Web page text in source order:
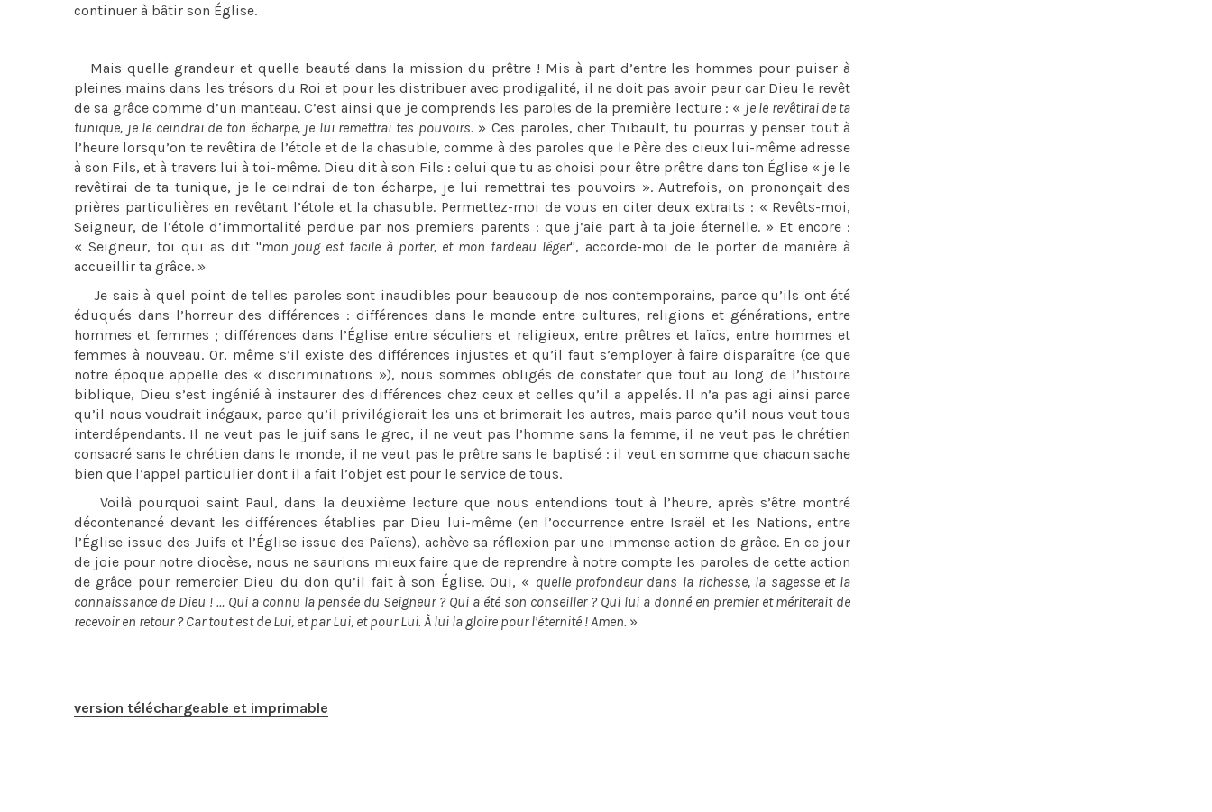
continuer à bâtir son Église.
Mais quelle grandeur et quelle beauté dans la mission du prêtre ! Mis à part d’entre les hommes pour puiser à
pleines mains dans les trésors du Roi et pour les distribuer avec prodigalité, il ne doit pas avoir peur car Dieu le revêt
de sa grâce comme d’un manteau. C’est ainsi que je comprends les paroles de la première lecture : « je le revêtirai de ta
tunique, je le ceindrai de ton écharpe, je lui remettrai tes pouvoirs. » Ces paroles, cher Thibault, tu pourras y penser tout à
l’heure lorsqu’on te revêtira de l’étole et de la chasuble, comme à des paroles que le Père des cieux lui-même adresse
à son Fils, et à travers lui à toi-même. Dieu dit à son Fils : celui que tu as choisi pour être prêtre dans ton Église « je le
revêtirai de ta tunique, je le ceindrai de ton écharpe, je lui remettrai tes pouvoirs ». Autrefois, on prononçait des
prières particulières en revêtant l’étole et la chasuble. Permettez-moi de vous en citer deux extraits : « Revêts-moi,
Seigneur, de l’étole d’immortalité perdue par nos premiers parents : que j’aie part à ta joie éternelle. » Et encore :
« Seigneur, toi qui as dit "mon joug est facile à porter, et mon fardeau léger", accorde-moi de le porter de manière à
accueillir ta grâce. »
Je sais à quel point de telles paroles sont inaudibles pour beaucoup de nos contemporains, parce qu’ils ont été
éduqués dans l’horreur des différences : différences dans le monde entre cultures, religions et générations, entre
hommes et femmes ; différences dans l’Église entre séculiers et religieux, entre prêtres et laïcs, entre hommes et
femmes à nouveau. Or, même s’il existe des différences injustes et qu’il faut s’employer à faire disparaître (ce que
notre époque appelle des « discriminations »), nous sommes obligés de constater que tout au long de l’histoire
biblique, Dieu s’est ingénié à instaurer des différences chez ceux et celles qu’il a appelés. Il n’a pas agi ainsi parce
qu’il nous voudrait inégaux, parce qu’il privilégierait les uns et brimerait les autres, mais parce qu’il nous veut tous
interdépendants. Il ne veut pas le juif sans le grec, il ne veut pas l’homme sans la femme, il ne veut pas le chrétien
consacré sans le chrétien dans le monde, il ne veut pas le prêtre sans le baptisé : il veut en somme que chacun sache
bien que l’appel particulier dont il a fait l’objet est pour le service de tous.
Voilà pourquoi saint Paul, dans la deuxième lecture que nous entendions tout à l’heure, après s’être montré
décontenancé devant les différences établies par Dieu lui-même (en l’occurrence entre Israël et les Nations, entre
l’Église issue des Juifs et l’Église issue des Païens), achève sa réflexion par une immense action de grâce. En ce jour
de joie pour notre diocèse, nous ne saurions mieux faire que de reprendre à notre compte les paroles de cette action
de grâce pour remercier Dieu du don qu’il fait à son Église. Oui, « quelle profondeur dans la richesse, la sagesse et la
connaissance de Dieu ! … Qui a connu la pensée du Seigneur ? Qui a été son conseiller ? Qui lui a donné en premier et mériterait de
recevoir en retour ? Car tout est de Lui, et par Lui, et pour Lui. À lui la gloire pour l’éternité ! Amen. »
version téléchargeable et imprimable